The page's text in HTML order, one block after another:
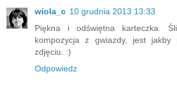
wiola_c 10 grudnia 2013 13:33
Piękna i odświętna karteczka.
kompozycja z gwiazdy, jest jakby
zdjęciu. :)
Odpowiedz